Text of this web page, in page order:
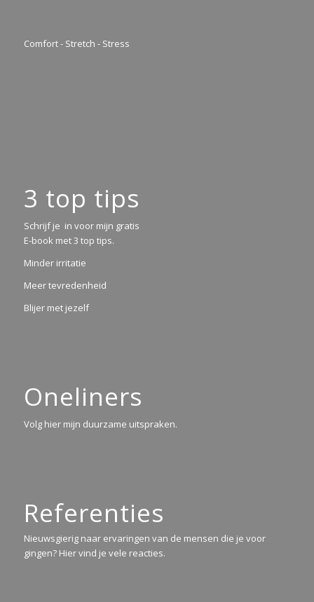
Comfort - Stretch - Stress
3 top tips
Schrijf je in voor mijn gratis
E-book met 3 top tips.
Minder irritatie
Meer tevredenheid
Blijer met jezelf
Oneliners
Volg hier mijn duurzame uitspraken.
Referenties
Nieuwsgierig naar ervaringen van de mensen die je voor
gingen? Hier vind je vele reacties.